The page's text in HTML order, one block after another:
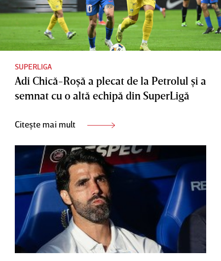
SUPERLIGA
Adi Chică-Roşă a plecat de la Petrolul şi a
semnat cu o altă echipă din SuperLigă
Citește mai mult